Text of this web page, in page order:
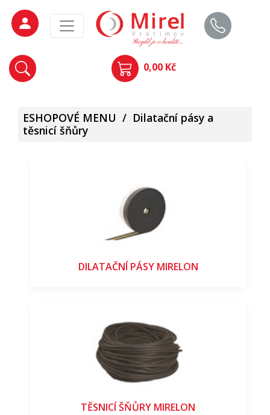
0,00 Kč
ESHOPOVÉ MENU / Dilatační pásy a
těsnicí šňůry
DILATAČNÍ PÁSY MIRELON
TĚSNICÍ ŠŇŮRY MIRELON